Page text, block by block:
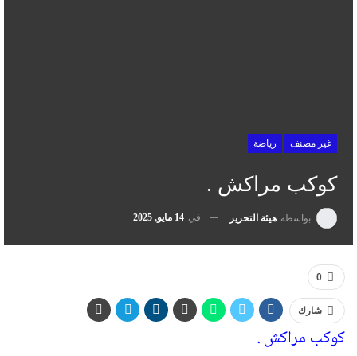
غير مصنف رياضة
كوكب مراكش .
بواسطة هيئة التحرير في 14 مايو, 2025
0
شارك
كوكب مراكش .